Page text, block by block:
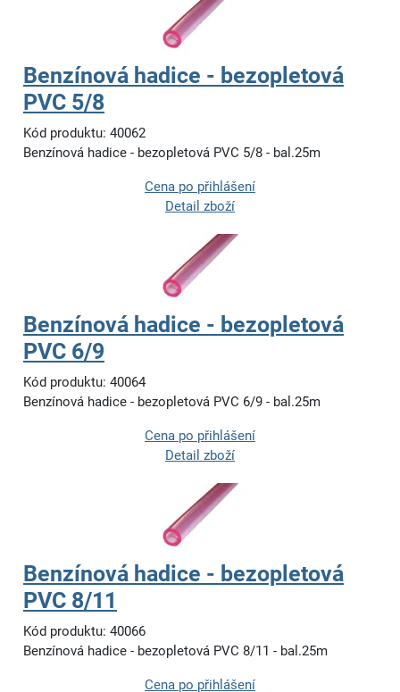
Benzínová hadice - bezopletová
PVC 5/8
Kód produktu: 40062
Benzínová hadice - bezopletová PVC 5/8 - bal.25m
Cena po přihlášení
Detail zboží
Benzínová hadice - bezopletová
PVC 6/9
Kód produktu: 40064
Benzínová hadice - bezopletová PVC 6/9 - bal.25m
Cena po přihlášení
Detail zboží
Benzínová hadice - bezopletová
PVC 8/11
Kód produktu: 40066
Benzínová hadice - bezopletová PVC 8/11 - bal.25m
Cena po přihlášení